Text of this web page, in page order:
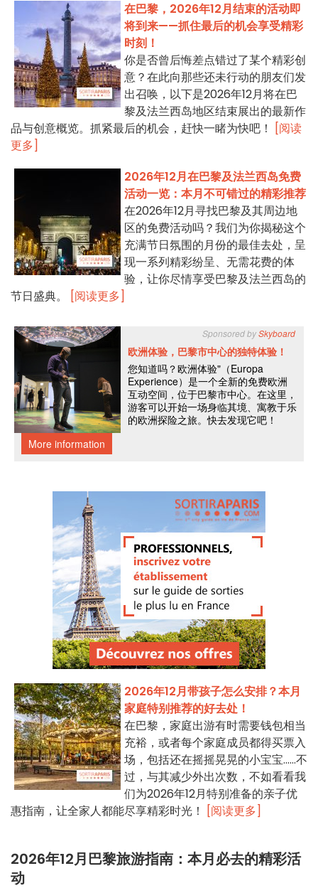
在巴黎，2026年12月结束的活动即
将到来——抓住最后的机会享受精彩
时刻！
你是否曾后悔差点错过了某个精彩创
意？在此向那些还未行动的朋友们发
出召唤，以下是2026年12月将在巴
黎及法兰西岛地区结束展出的最新作
品与创意概览。抓紧最后的机会，赶快一睹为快吧！
[阅读
更多]
2026年12月在巴黎及法兰西岛免费
活动一览：本月不可错过的精彩推荐
在2026年12月寻找巴黎及其周边地
区的免费活动吗？我们为你揭秘这个
充满节日氛围的月份的最佳去处，呈
现一系列精彩纷呈、无需花费的体
验，让你尽情享受巴黎及法兰西岛的
节日盛典。
[阅读更多]
2026年12月带孩子怎么安排？本月
家庭特别推荐的好去处！
在巴黎，家庭出游有时需要钱包相当
充裕，或者每个家庭成员都得买票入
场，包括还在摇摇晃晃的小宝宝……不
过，与其减少外出次数，不如看看我
们为2026年12月特别准备的亲子优
惠指南，让全家人都能尽享精彩时光！
[阅读更多]
2026年12月巴黎旅游指南：本月必去的精彩活
动